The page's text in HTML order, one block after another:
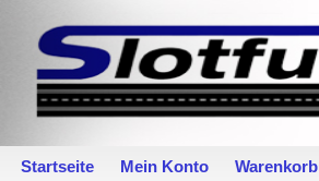
Startseite Mein Konto Warenkorb